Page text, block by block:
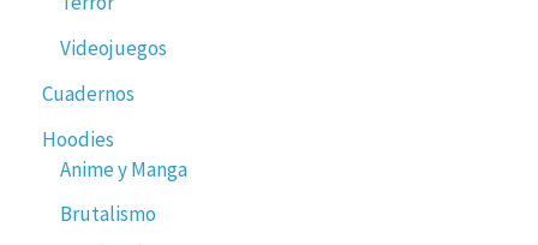
Videojuegos
Cuadernos
Hoodies
Anime y Manga
Brutalismo